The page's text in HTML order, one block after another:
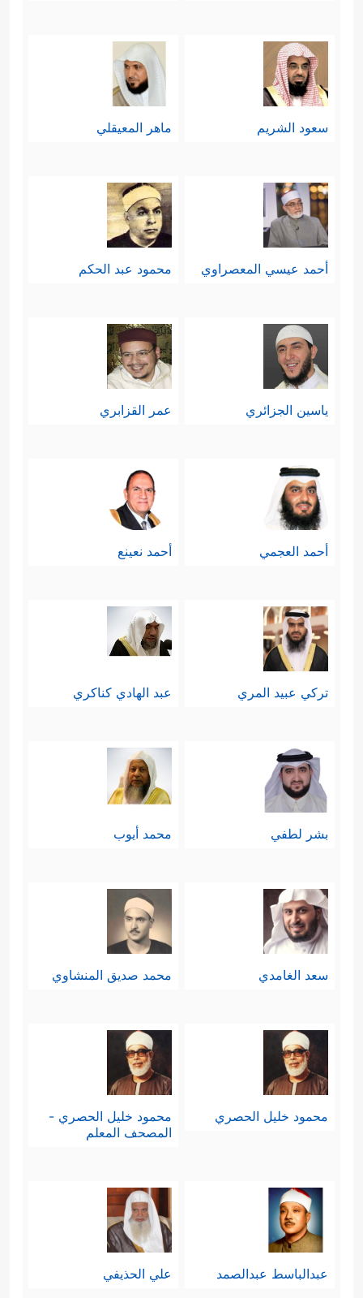
سعود الشريم ماهر المعيقلي
أحمد عيسي المعصراوي محمود عبد الحكم
ياسين الجزائري عمر القزابري
أحمد العجمي أحمد نعينع
تركي عبيد المري عبد الهادي كناكري
بشر لطفي محمد أيوب
سعد الغامدي محمد صديق المنشاوي
محمود خليل الحصري
محمود خليل الحصري -
المصحف المعلم
عبدالباسط عبدالصمد علي الحذيفي